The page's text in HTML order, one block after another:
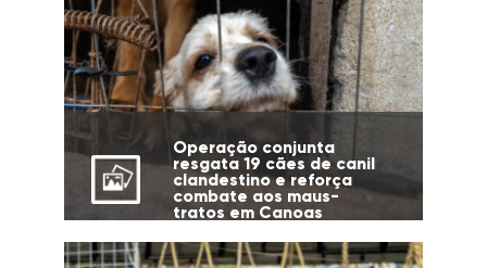
Operação conjunta
resgata 19 cães de canil
clandestino e reforça
combate aos maus-
tratos em Canoas